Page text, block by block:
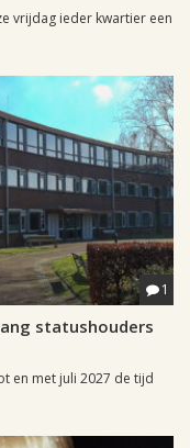
vrijdag ieder kwartier een
1
statushouders
en met juli 2027 de tijd